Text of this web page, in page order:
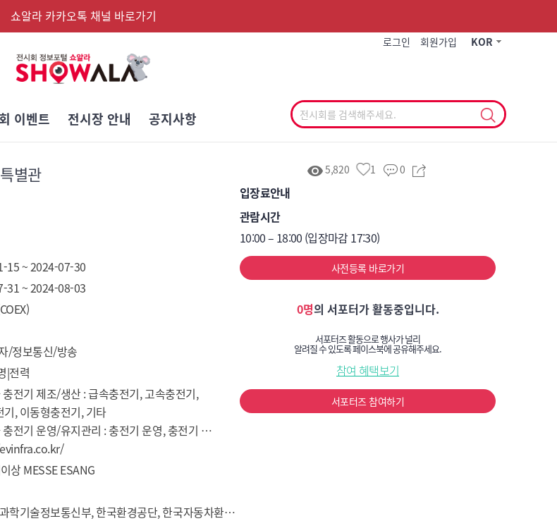
쇼알라 카카오톡 채널 바로가기
로그인 회원가입 KOR
이벤트 전시장 안내 공지사항
별관
15 ~ 2024-07-30
31 ~ 2024-08-03
/정보통신/방송
|전력
전기 제조/생산 : 급속충전기, 고속충전기,
기, 이동형충전기, 기타
전기 운영/유지관리 : 충전기 운영, 충전기
전 네트워크 플랫폼 : 결제시스템, 클라우드 관리
상 MESSE ESANG
환경부, 과학기술정보통신부, 한국환경공단, 한국자동차환경협회, 대한주택관리사협회
5,820 1 0
입장료안내
관람시간
10:00 – 18:00 (입장마감 17:30)
사전등록 바로가기
0명의 서포터가 활동중입니다.
서포터즈 활동으로 행사가 널리
알려질 수 있도록 페이스북에 공유해주세요.
참여 혜택보기
서포터즈 참여하기